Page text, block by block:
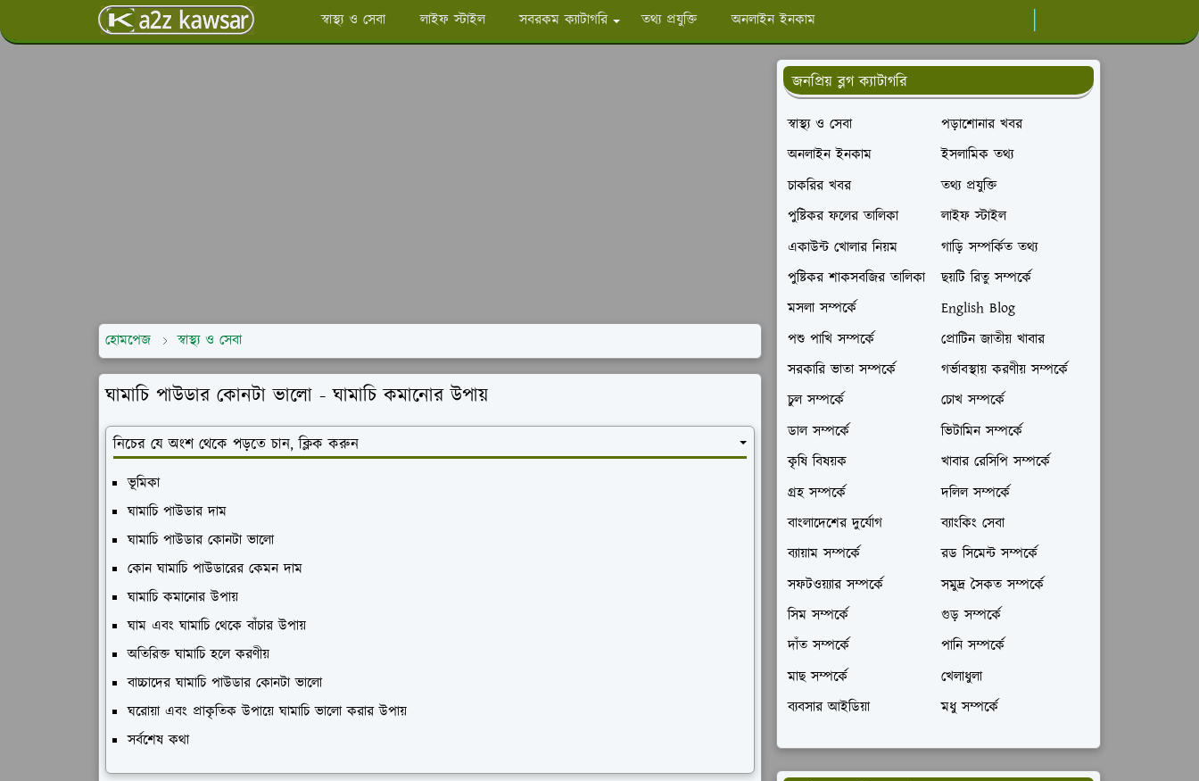
স্বাস্থ্য ও সেবা লাইফ স্টাইল সবরকম ক্যাটাগরি তথ্য প্রযুক্তি অনলাইন ইনকাম
হোমপেজ স্বাস্থ্য ও সেবা
ঘামাচি পাউডার কোনটা ভালো - ঘামাচি কমানোর উপায়
নিচের যে অংশ থেকে পড়তে চান, ক্লিক করুন
ভূমিকা
ঘামাচি পাউডার দাম
ঘামাচি পাউডার কোনটা ভালো
কোন ঘামাচি পাউডারের কেমন দাম
ঘামাচি কমানোর উপায়
ঘাম এবং ঘামাচি থেকে বাঁচার উপায়
অতিরিক্ত ঘামাচি হলে করণীয়
বাচ্চাদের ঘামাচি পাউডার কোনটা ভালো
ঘরোয়া এবং প্রাকৃতিক উপায়ে ঘামাচি ভালো করার উপায়
সর্বশেষ কথা
জনপ্রিয় ব্লগ ক্যাটাগরি
স্বাস্থ্য ও সেবা
পড়াশোনার খবর
অনলাইন ইনকাম
ইসলামিক তথ্য
চাকরির খবর
তথ্য প্রযুক্তি
পুষ্টিকর ফলের তালিকা
লাইফ স্টাইল
একাউন্ট খোলার নিয়ম
গাড়ি সম্পর্কিত তথ্য
পুষ্টিকর শাকসবজির তালিকা
ছয়টি রিতু সম্পর্কে
মসলা সম্পর্কে
English Blog
পশু পাখি সম্পর্কে
প্রোটিন জাতীয় খাবার
সরকারি ভাতা সম্পর্কে
গর্ভাবস্থায় করণীয় সম্পর্কে
চুল সম্পর্কে
চোখ সম্পর্কে
ডাল সম্পর্কে
ভিটামিন সম্পর্কে
কৃষি বিষয়ক
খাবার রেসিপি সম্পর্কে
গ্রহ সম্পর্কে
দলিল সম্পর্কে
বাংলাদেশের দুর্যোগ
ব্যাংকিং সেবা
ব্যায়াম সম্পর্কে
রড সিমেন্ট সম্পর্কে
সফটওয়্যার সম্পর্কে
সমুদ্র সৈকত সম্পর্কে
সিম সম্পর্কে
গুড় সম্পর্কে
দাঁত সম্পর্কে
পানি সম্পর্কে
মাছ সম্পর্কে
খেলাধুলা
ব্যবসার আইডিয়া
মধু সম্পর্কে